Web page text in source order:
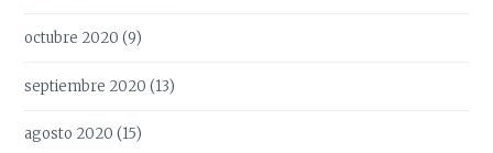
octubre 2020 (9)
septiembre 2020 (13)
agosto 2020 (15)